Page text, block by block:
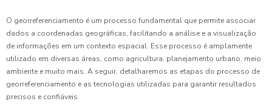
O georreferenciamento é um processo fundamental que permite associar
dados a coordenadas geográficas, facilitando a análise e a visualização
de informações em um contexto espacial. Esse processo é amplamente
utilizado em diversas áreas, como agricultura, planejamento urbano, meio
ambiente e muito mais. A seguir, detalharemos as etapas do processo de
georreferenciamento e as tecnologias utilizadas para garantir resultados
precisos e confiáveis.